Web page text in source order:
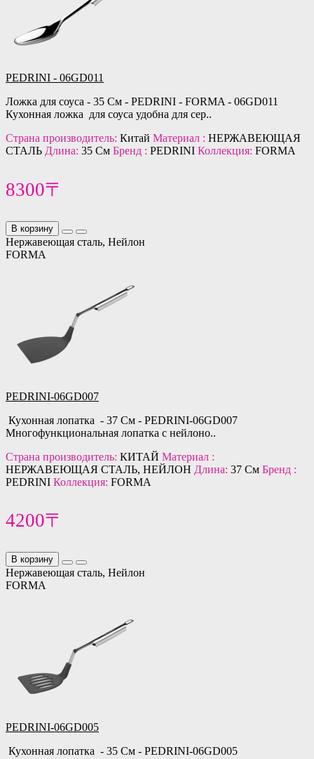
PEDRINI - 06GD011
Ложка для соуса - 35 См - PEDRINI - FORMA - 06GD011
Кухонная ложка для соуса удобна для сер..
Страна производитель: Китай Материал : НЕРЖАВЕЮЩАЯ
СТАЛЬ Длина: 35 См Бренд : PEDRINI Коллекция: FORMA
8300〒
В корзину
Нержавеющая сталь, Нейлон
FORMA
PEDRINI-06GD007
Кухонная лопатка - 37 См - PEDRINI-06GD007
Многофункциональная лопатка с нейлоно..
Страна производитель: КИТАЙ Материал :
НЕРЖАВЕЮЩАЯ СТАЛЬ, НЕЙЛОН Длина: 37 См Бренд :
PEDRINI Коллекция: FORMA
4200〒
В корзину
Нержавеющая сталь, Нейлон
FORMA
PEDRINI-06GD005
Кухонная лопатка - 35 См - PEDRINI-06GD005